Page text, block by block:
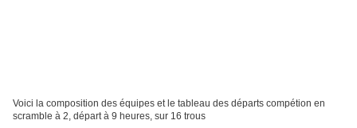
Voici la composition des équipes et le tableau des départs compétion en
scramble à 2, départ à 9 heures, sur 16 trous